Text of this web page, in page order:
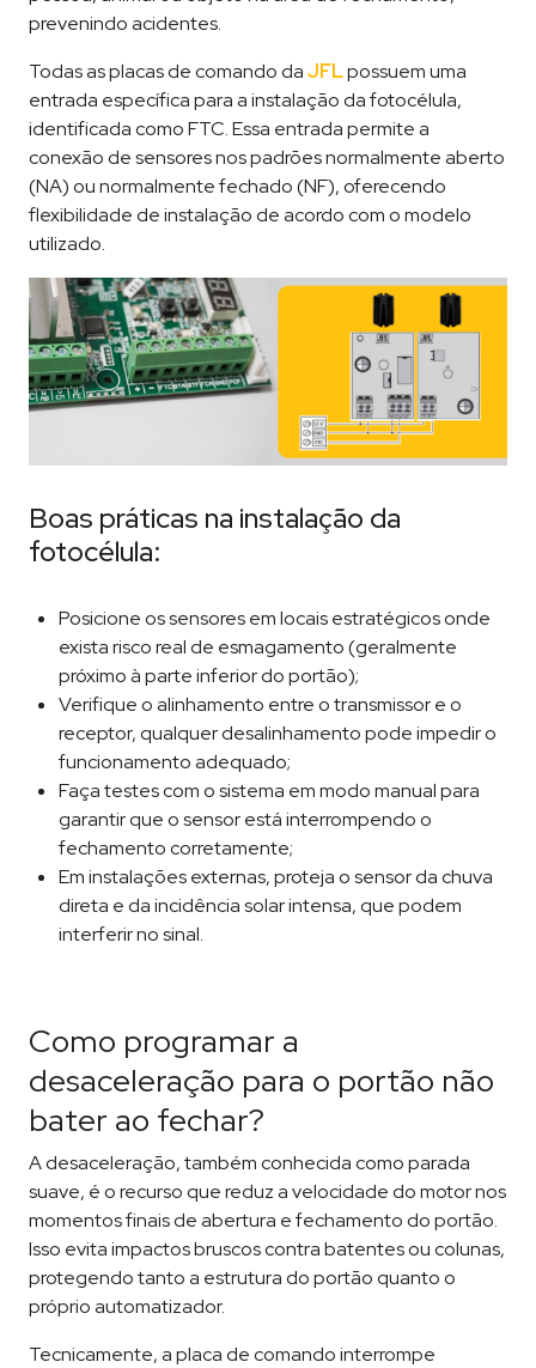
prevenindo acidentes.
Todas as placas de comando daJFLpossuem uma
entrada específica para a instalação da fotocélula,
identificada como FTC. Essa entrada permite a
conexão de sensores nos padrões normalmente aberto
(NA) ou normalmente fechado (NF), oferecendo
flexibilidade de instalação de acordo com o modelo
utilizado.
Boas práticas na instalação da
fotocélula:
Posicione os sensores em locais estratégicos onde
exista risco real de esmagamento (geralmente
próximo à parte inferior do portão);
Verifique o alinhamento entre o transmissor e o
receptor, qualquer desalinhamento pode impedir o
funcionamento adequado;
Faça testes com o sistema em modo manual para
garantir que o sensor está interrompendo o
fechamento corretamente;
Em instalações externas, proteja o sensor da chuva
direta e da incidência solar intensa, que podem
interferir no sinal.
Como programar a
desaceleração para o portão não
bater ao fechar?
A desaceleração, também conhecida como parada
suave, é o recurso que reduz a velocidade do motor nos
momentos finais de abertura e fechamento do portão.
Isso evita impactos bruscos contra batentes ou colunas,
protegendo tanto a estrutura do portão quanto o
próprio automatizador.
Tecnicamente, a placa de comando interrompe